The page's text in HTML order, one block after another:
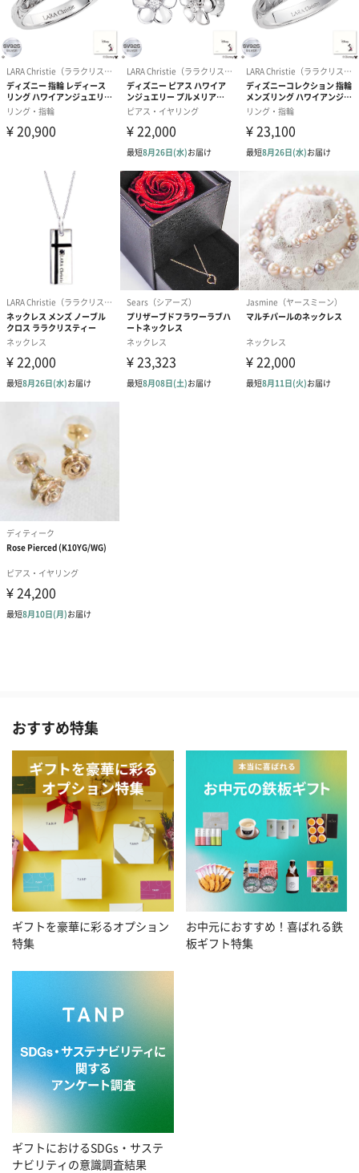
おすすめ特集
ギフトを豪華に彩るオプション
特集
お中元におすすめ！喜ばれる鉄
板ギフト特集
ギフトにおけるSDGs・サステ
ナビリティの意識調査結果